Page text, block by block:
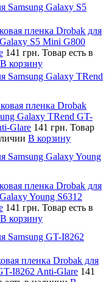
Samsung Galaxy S5
пленка Drobak для
S5 Mini G800
141 грн. Товар есть в
В корзину
Samsung Galaxy TRend
пленка Drobak
Galaxy TRend GT-
Glare 141 грн. Товар
В корзину
Samsung Galaxy Young
пленка Drobak для
Young S6312
141 грн. Товар есть в
В корзину
Samsung GT-I8262
пленка Drobak для
I8262 Anti-Glare 141